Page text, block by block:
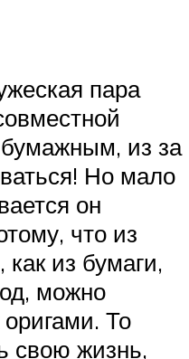
пара
из за
Но мало
он
что из
из бумаги,
можно
То
свою жизнь,